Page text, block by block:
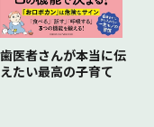
歯医者さんが本当に伝
えたい最高の子育て